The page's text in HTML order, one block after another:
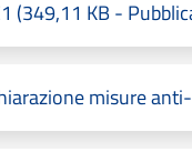
(349,11 KB -
misure